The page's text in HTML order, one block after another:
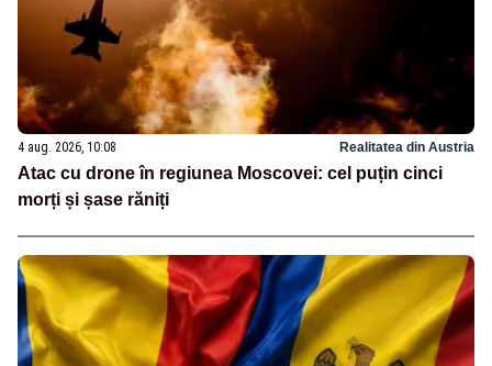
4 aug. 2026, 10:08 Realitatea din Austria
Atac cu drone în regiunea Moscovei: cel puțin cinci
morți și șase răniți